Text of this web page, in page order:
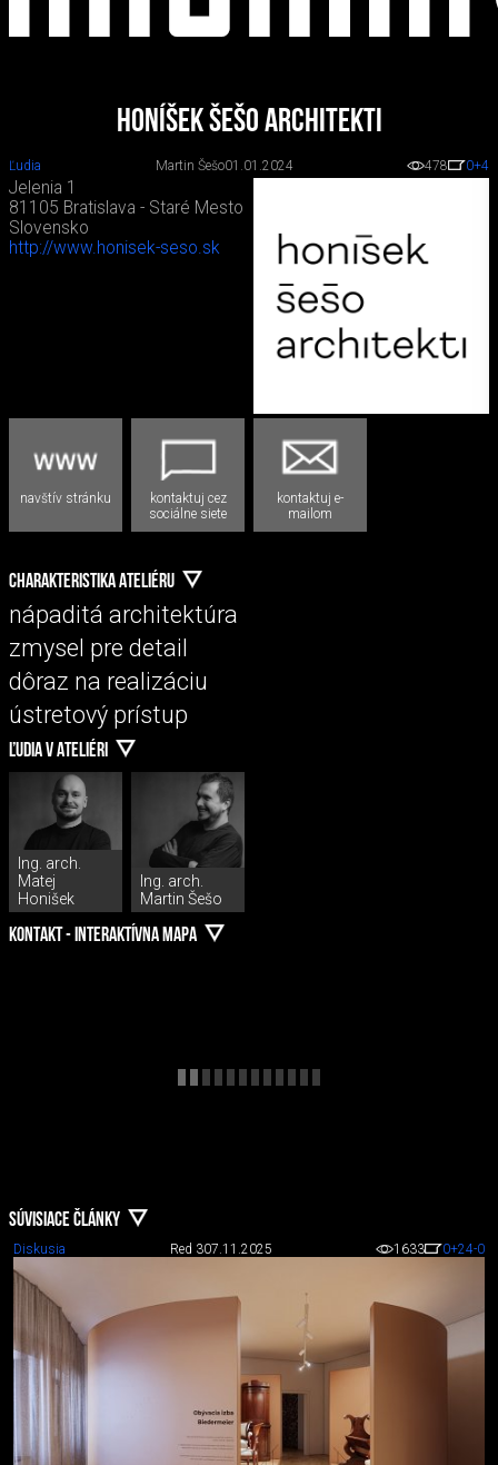
honíšek šešo architekti
Ľudia Martin Šešo01.01.2024 478 0+4
Jelenia 1
81105 Bratislava - Staré Mesto
Slovensko
http://www.honisek-seso.sk
navštív stránku
kontaktuj cez
sociálne siete
kontaktuj e-
mailom
CHARAKTERISTIKA ATELIÉRU
nápaditá architektúra
zmysel pre detail
dôraz na realizáciu
ústretový prístup
ĽUDIA V ATELIÉRI
Ing. arch.
Matej
Honišek
Ing. arch.
Martin Šešo
KONTAKT - INTERAKTÍVNA MAPA
SÚVISIACE ČLÁNKY
Diskusia Red 307.11.2025 1633 0+24-0